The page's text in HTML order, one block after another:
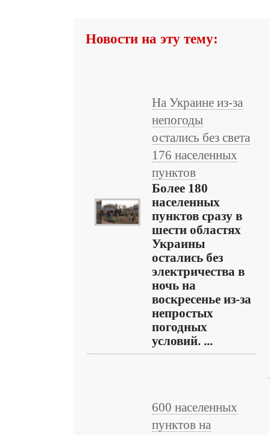
Новости на эту тему:
На Украине из-за
непогоды
остались без света
176 населенных
пунктов
Более 180
населенных
пунктов сразу в
шести областях
Украины
остались без
электричества в
ночь на
воскресенье из-за
непростых
погодных
условий. ...
600 населенных
пунктов на